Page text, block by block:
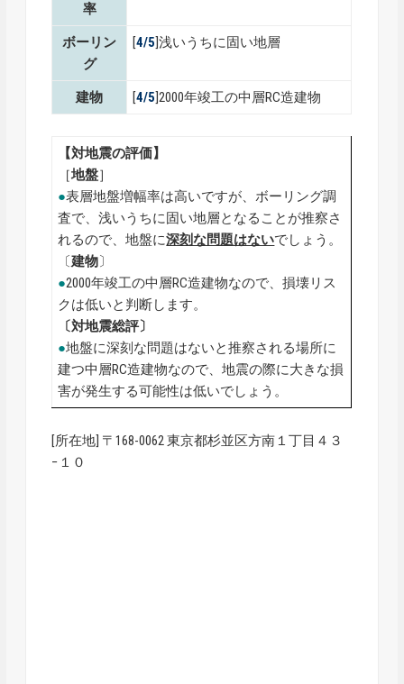
率
ボーリン
グ
[4/5]浅いうちに固い地層
建物 [4/5]2000年竣工の中層RC造建物
【対地震の評価】
［地盤］
●表層地盤増幅率は高いですが、ボーリング調
査で、浅いうちに固い地層となることが推察さ
れるので、地盤に深刻な問題はないでしょう。
〔建物〕
●2000年竣工の中層RC造建物なので、損壊リス
クは低いと判断します。
〔対地震総評〕
●地盤に深刻な問題はないと推察される場所に
建つ中層RC造建物なので、地震の際に大きな損
害が発生する可能性は低いでしょう。
[所在地] 〒168-0062 東京都杉並区方南１丁目４３
−１０